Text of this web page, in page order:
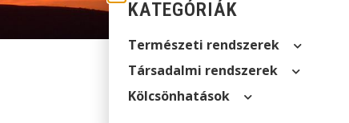
KATEGÓRIÁK
Természeti rendszerek
Társadalmi rendszerek
Kölcsön­hatások